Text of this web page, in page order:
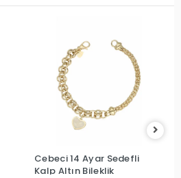
Cebeci 14 Ayar Sedefli
Kalp Altın Bileklik